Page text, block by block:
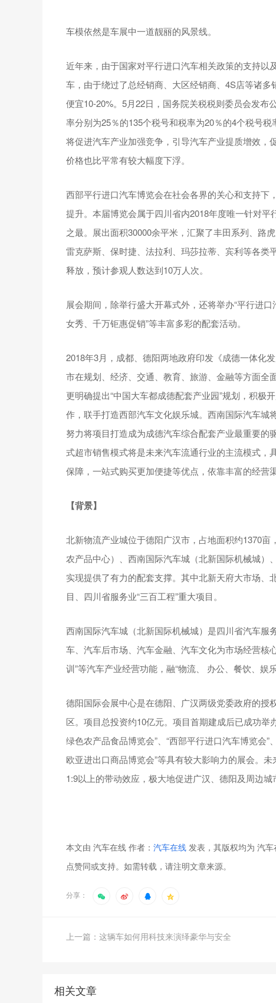
车模依然是车展中一道靓丽的风景线。
近年来，由于国家对平行进口汽车相关政策的支持
车，由于绕过了总经销商、大区经销商、4S店等诸
便宜10-20%。5月22日，国务院关税税则委员会发
率分别为25％的135个税号和税率为20％的4个税号
将促进汽车产业加强竞争，引导汽车产业提质增效
价格也比平常有较大幅度下浮。
西部平行进口汽车博览会在社会各界的关心和支持
提升。本届博览会属于四川省内2018年度唯一针对
之最。展出面积30000余平米，汇聚了丰田系列、路
雷克萨斯、保时捷、法拉利、玛莎拉蒂、宾利等各类
释放，预计参观人数达到10万人次。
展会期间，除举行盛大开幕式外，还将举办“平行进
女秀、千万钜惠促销”等丰富多彩的配套活动。
2018年3月，成都、德阳两地政府印发《成德一体化
市在规划、经济、交通、教育、旅游、金融等方面全
更明确提出“中国大车都成德配套产业园”规划，积极
作，联手打造西部汽车文化娱乐城。西南国际汽车城
努力将项目打造成为成德汽车综合配套产业最重要
式超市销售模式将是未来汽车流通行业的主流模式
保障，一站式购买更加便捷等优点，依靠丰富的经营
【背景】
北新物流产业城位于德阳广汉市，占地面积约1370
农产品中心）、西南国际汽车城（北新国际机械城
实现提供了有力的配套支撑。其中北新天府大市场
目、四川省服务业“三百工程”重大项目。
西南国际汽车城（北新国际机械城）是四川省汽车
车、汽车后市场、汽车金融、汽车文化为市场经营核
训”等汽车产业经营功能，融“物流、 办公、餐饮、娱
德阳国际会展中心是在德阳、广汉两级党委政府的
区。项目总投资约10亿元。项目首期建成后已成功举
绿色农产品食品博览会”、“西部平行进口汽车博览会”
欧亚进出口商品博览会”等具有较大影响力的展会。
1:9以上的带动效应，极大地促进广汉、德阳及周边城
本文由 汽车在线 作者： 汽车在线 发表，其版权均为 汽
点赞同或支持。如需转载，请注明文章来源。
分享：
上一篇：这辆车如何用科技来演绎豪华与安全
相关文章